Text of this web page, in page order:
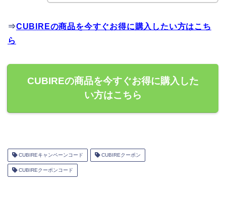
⇒CUBIREの商品を今すぐお得に購入したい方はこち
ら
CUBIREの商品を今すぐお得に購入した
い方はこちら
CUBIREキャンペーンコード CUBIREクーポン
CUBIREクーポンコード